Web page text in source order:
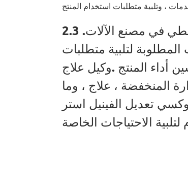
2.3 .في جانب من جوانب الحماية من التآكل ، مثل التلوث النفطي في مصنع الآلات
لتلبية متطلبات
أداء المنتج .وكيل علاج
المنخفضة ، علاج ، وما
تعديل الفينيل استر